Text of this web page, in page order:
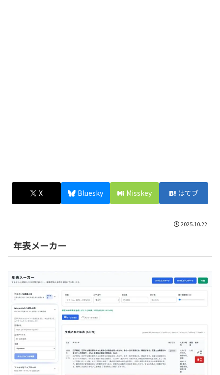
X Bluesky Misskey はてブ
2025.10.22
年表メーカー